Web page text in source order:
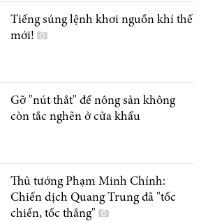
Tiếng súng lệnh khơi nguồn khí thế
mới!
Gỡ "nút thắt" để nông sản không
còn tắc nghẽn ở cửa khẩu
Thủ tướng Phạm Minh Chính:
Chiến dịch Quang Trung đã "tốc
chiến, tốc thắng"